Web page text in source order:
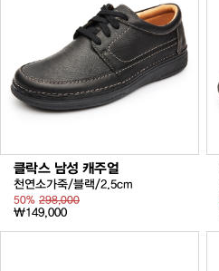
클락스 남성 캐주얼
천연소가죽/블랙/2.5cm
50% 298,000
₩149,000